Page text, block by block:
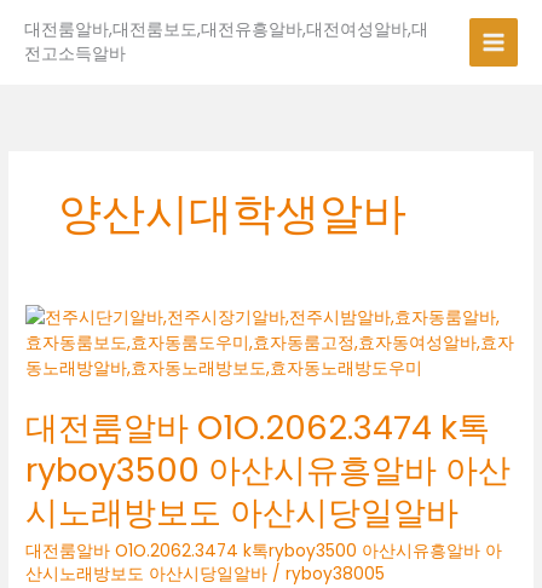
대전룸알바,대전룸보도,대전유흥알바,대전여성알바,대
전고소득알바
양산시대학생알바
대전룸알바 O1O.2062.3474 k톡
ryboy3500 아산시유흥알바 아산
시노래방보도 아산시당일알바
대전룸알바 O1O.2062.3474 k톡ryboy3500 아산시유흥알바 아
산시노래방보도 아산시당일알바 /ryboy38005
대
전
룸
바
O1O.2062.3474
k
톡
ryboy3500
아
산